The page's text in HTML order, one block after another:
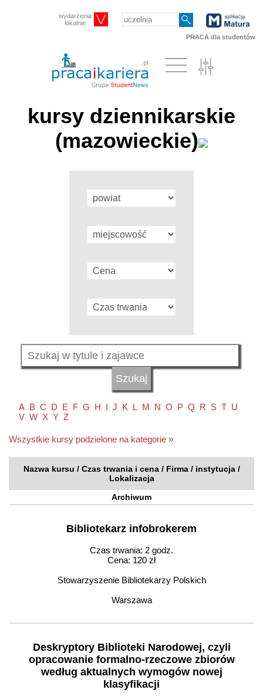
wydarzenia
lokalnie
PRACA dla studentów
kursy dziennikarskie
(mazowieckie)
A B C D E F G H I J K L M N O P Q R S T U
V W X Y Z
Wszystkie kursy podzielone na kategorie »
Nazwa kursu / Czas trwania i cena / Firma / instytucja /
Lokalizacja
Archiwum
Bibliotekarz infobrokerem
Czas trwania: 2 godz.
Cena: 120 zł
Stowarzyszenie Bibliotekarzy Polskich
Warszawa
Deskryptory Biblioteki Narodowej, czyli
opracowanie formalno-rzeczowe zbiorów
według aktualnych wymogów nowej
klasyfikacji